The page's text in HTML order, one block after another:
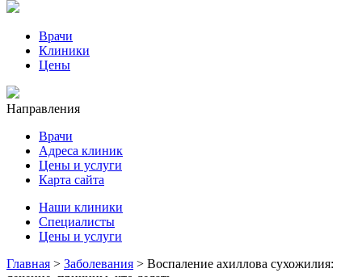
Врачи
Клиники
Цены
Направления
Врачи
Адреса клиник
Цены и услуги
Карта сайта
Наши клиники
Специалисты
Цены и услуги
Главная > Заболевания > Воспаление ахиллова сухожилия: